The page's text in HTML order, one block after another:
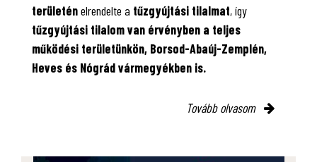
területénelrendelte a tűzgyújtási tilalmat, így
tűzgyújtási tilalom van érvényben a teljes
működési területünkön, Borsod-Abaúj-Zemplén,
Heves és Nógrád vármegyékben is.
Tovább olvasom